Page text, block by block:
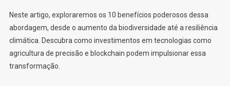
Neste artigo, exploraremos os 10 benefícios poderosos dessa
abordagem, desde o aumento da biodiversidade até a resiliência
climática. Descubra como investimentos em tecnologias como
agricultura de precisão e blockchain podem impulsionar essa
transformação.